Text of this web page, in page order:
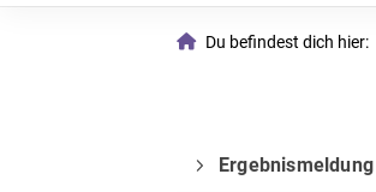
Du befindest dich hier:
Ergebnismeldung